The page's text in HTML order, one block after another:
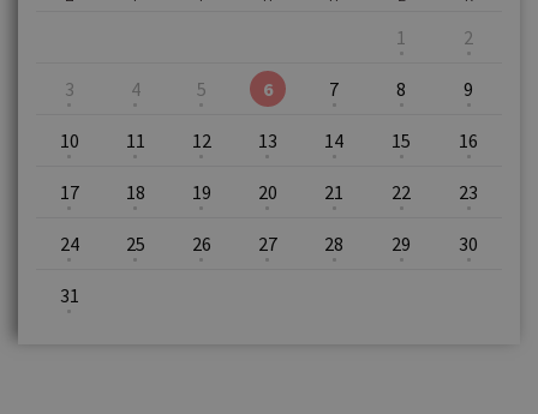
1 2
3 4 5 6 7 8 9
10 11 12 13 14 15 16
17 18 19 20 21 22 23
24 25 26 27 28 29 30
31